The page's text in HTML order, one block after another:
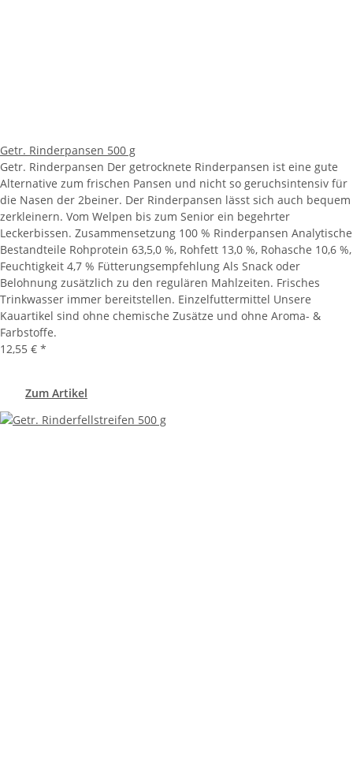
Getr. Rinderpansen 500 g
Getr. Rinderpansen Der getrocknete Rinderpansen ist eine gute
Alternative zum frischen Pansen und nicht so geruchsintensiv für
die Nasen der 2beiner. Der Rinderpansen lässt sich auch bequem
zerkleinern. Vom Welpen bis zum Senior ein begehrter
Leckerbissen. Zusammensetzung 100 % Rinderpansen Analytische
Bestandteile Rohprotein 63,5,0 %, Rohfett 13,0 %, Rohasche 10,6 %,
Feuchtigkeit 4,7 % Fütterungsempfehlung Als Snack oder
Belohnung zusätzlich zu den regulären Mahlzeiten. Frisches
Trinkwasser immer bereitstellen. Einzelfuttermittel Unsere
Kauartikel sind ohne chemische Zusätze und ohne Aroma- &
Farbstoffe.
12,55 € *
Zum Artikel